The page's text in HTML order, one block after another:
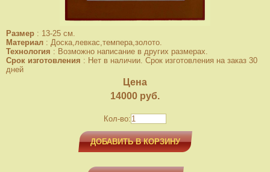
Размер : 13-25 см.
Материал : Доска,левкас,темпера,золото.
Технология : Возможно написание в других размерах.
Срок изготовления : Нет в наличии. Срок изготовления на заказ 30
дней
Цена
14000 руб.
Кол-во:
ДОБАВИТЬ В КОРЗИНУ